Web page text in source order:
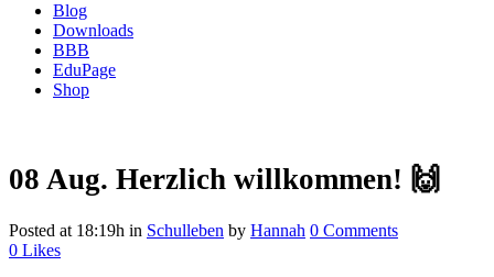
Blog
Downloads
BBB
EduPage
Shop
08 Aug. Herzlich willkommen! 🙌
Posted at 18:19h in Schulleben by Hannah 0 Comments
0 Likes